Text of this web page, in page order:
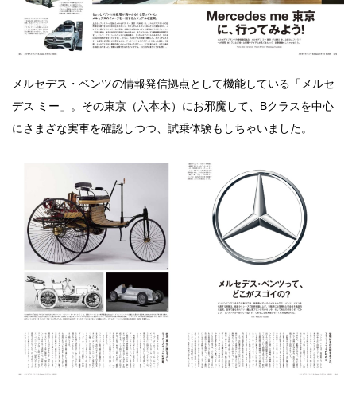
メルセデス・ベンツの情報発信拠点として機能している「メルセ
デス ミー」。その東京（六本木）にお邪魔して、Bクラスを中心
にさまざな実車を確認しつつ、試乗体験もしちゃいました。